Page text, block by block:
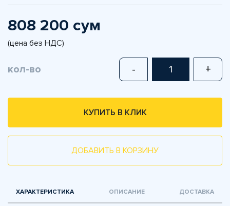
808 200 сум
(цена без НДС)
кол-во - +
КУПИТЬ В КЛИК
ДОБАВИТЬ В КОРЗИНУ
ХАРАКТЕРИСТИКА ОПИСАНИЕ ДОСТАВКА